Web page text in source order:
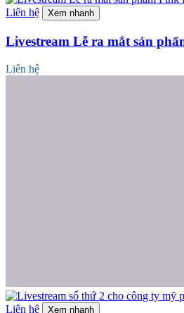
Liên hệ Xem nhanh
Livestream Lễ ra mắt sản
Liên hệ
Liên hệ Xem nhanh